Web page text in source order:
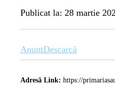
Publicat la: 28 martie
AnuntDescarcă
Adresă Link: https://